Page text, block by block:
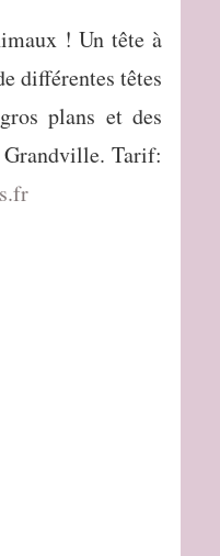
! Un tête à
différentes têtes
plans et des
Grandville. Tarif: